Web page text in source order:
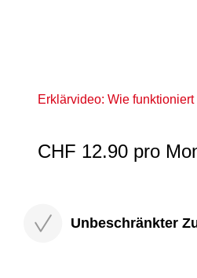
Erklärvideo: Wie
CHF 12.90 pro
Unbeschränkter